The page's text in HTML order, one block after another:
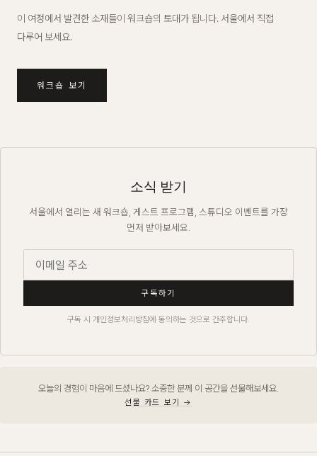
이 여정에서 발견한 소재들이 워크숍의 토대가 됩니다. 서울에서 직접
다루어 보세요.
워크숍 보기
소식 받기
서울에서 열리는 새 워크숍, 게스트 프로그램, 스튜디오 이벤트를 가장
먼저 받아보세요.
구독하기
구독 시 개인정보처리방침에 동의하는 것으로 간주합니다.
오늘의 경험이 마음에 드셨나요? 소중한 분께 이 공간을 선물해보세요.
선물 카드 보기 →